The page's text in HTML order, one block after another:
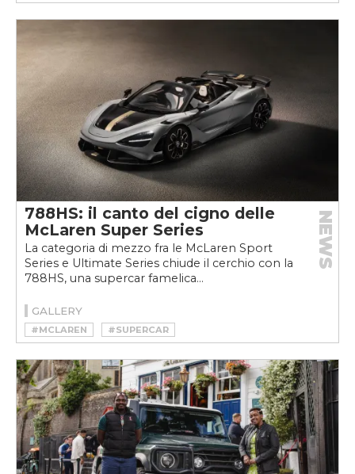
#HONDA CIVIC TYPE R
788HS: il canto del cigno delle
McLaren Super Series
La categoria di mezzo fra le McLaren Sport
Series e Ultimate Series chiude il cerchio con la
788HS, una supercar famelica...
NEWS
GALLERY
#MCLAREN #SUPERCAR